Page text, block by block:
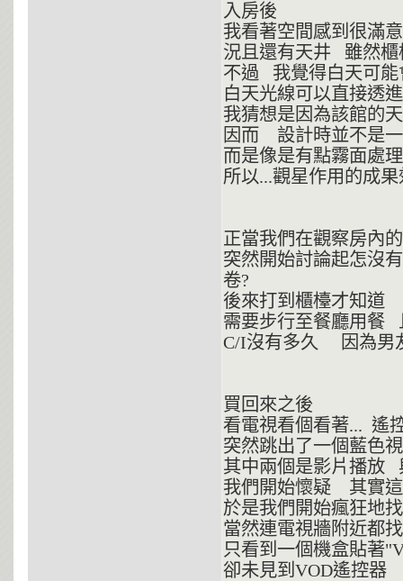
入房後
我看著空間感到很滿
況且還有天井 雖然櫃
不過 我覺得白天可
白天光線可以直接透
我猜想是因為該館的
因而 設計時並不是
而是像是有點霧面處
所以...觀星作用的成
正當我們在觀察房內
突然開始討論起怎沒
卷?
後來打到櫃檯才知道
需要步行至餐廳用餐
C/I沒有多久 因為男
買回來之後
看電視看個看著... 遙
突然跳出了一個藍色
其中兩個是影片播放
我們開始懷疑 其實這
於是我們開始瘋狂地
當然連電視牆附近都
只看到一個機盒貼著
卻未見到VOD遙控器